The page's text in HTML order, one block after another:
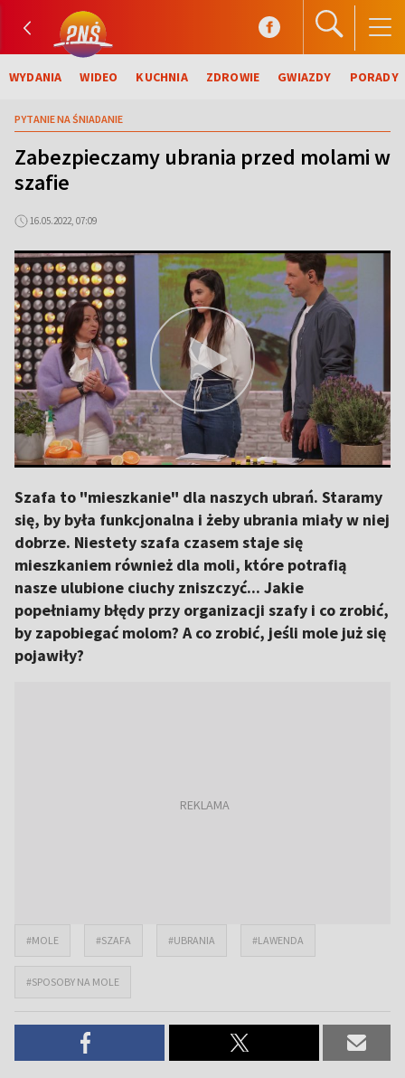
WYDANIA WIDEO KUCHNIA ZDROWIE GWIAZDY PORADY
PYTANIE NA ŚNIADANIE
Zabezpieczamy ubrania przed molami w
szafie
16.05.2022, 07:09
Szafa to "mieszkanie" dla naszych ubrań. Staramy
się, by była funkcjonalna i żeby ubrania miały w niej
dobrze. Niestety szafa czasem staje się
mieszkaniem również dla moli, które potrafią
nasze ulubione ciuchy zniszczyć... Jakie
popełniamy błędy przy organizacji szafy i co zrobić,
by zapobiegać molom? A co zrobić, jeśli mole już się
pojawiły?
#MOLE #SZAFA #UBRANIA #LAWENDA
#SPOSOBY NA MOLE